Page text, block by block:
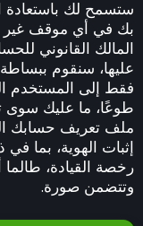
بك في أي موقف غير
المالك القانوني
عليها، سنقوم
فقط إلى المستخدم
طوعًا، ما عليك سوى
ملف تعريف حسابك
إثبات الهوية، بما
رخصة القيادة،
وتتضمن صورة.